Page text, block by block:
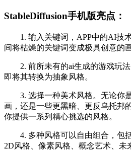
StableDiffusion手机版亮点：
1. 输入关键词，APP中的AI技
间将枯燥的关键词变成极具创意的画
2. 前所未有的ai生成的游戏玩法
即将其转换为抽象风格。
3. 选择一种美术风格。无论你
画，还是一些更黑暗、更反乌托邦
你提供一系列精心挑选的风格。
4. 多种风格可以自由组合，包括
2D风格、像素风格、概念艺术、未